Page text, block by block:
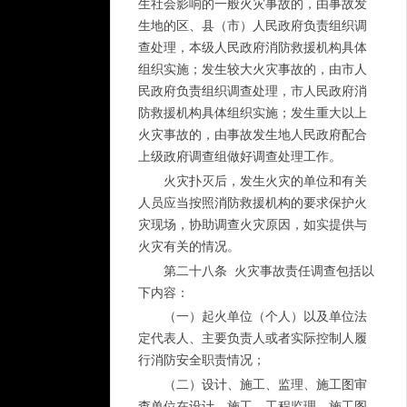
生社会影响的一般火灾事故的，由事故发
生地的区、县（市）人民政府负责组织调
查处理，本级人民政府消防救援机构具体
组织实施；发生较大火灾事故的，由市人
民政府负责组织调查处理，市人民政府消
防救援机构具体组织实施；发生重大以上
火灾事故的，由事故发生地人民政府配合
上级政府调查组做好调查处理工作。
火灾扑灭后，发生火灾的单位和有关
人员应当按照消防救援机构的要求保护火
灾现场，协助调查火灾原因，如实提供与
火灾有关的情况。
第二十八条 火灾事故责任调查包括以
下内容：
（一）起火单位（个人）以及单位法
定代表人、主要负责人或者实际控制人履
行消防安全职责情况；
（二）设计、施工、监理、施工图审